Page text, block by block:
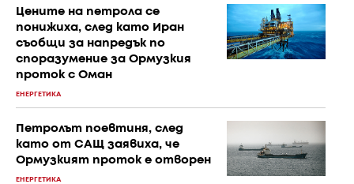
Цените на петрола се
понижиха, след като Иран
съобщи за напредък по
споразумение за Ормузкия
проток с Оман
ЕНЕРГЕТИКА
Петролът поевтиня, след
като от САЩ заявиха, че
Ормузкият проток е отворен
ЕНЕРГЕТИКА